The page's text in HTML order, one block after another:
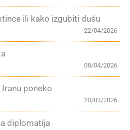
ili kako izgubiti dušu
22/04/2026
08/04/2026
Iranu poneko
20/03/2026
diplomatija